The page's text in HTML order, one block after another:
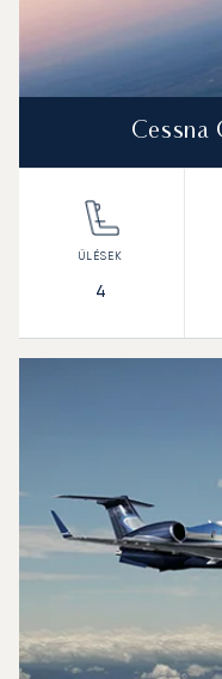
Cessna
4